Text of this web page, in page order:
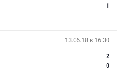
1
13.06.18 в 16:30
2
0